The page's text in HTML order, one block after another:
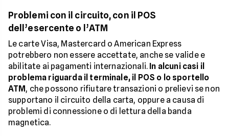
Problemi con il circuito, con il POS
dell’esercente o l’ATM
Le carte Visa, Mastercard o American Express
potrebbero non essere accettate, anche se valide e
abilitate ai pagamenti internazionali. In alcuni casi il
problema riguarda il terminale, il POS o lo sportello
ATM, che possono rifiutare transazioni o prelievi se non
supportano il circuito della carta, oppure a causa di
problemi di connessione o di lettura della banda
magnetica.